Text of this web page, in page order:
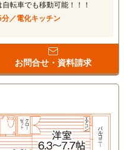
転車でも移動可能！！！
／電化キッチン
お問合せ・資料請求